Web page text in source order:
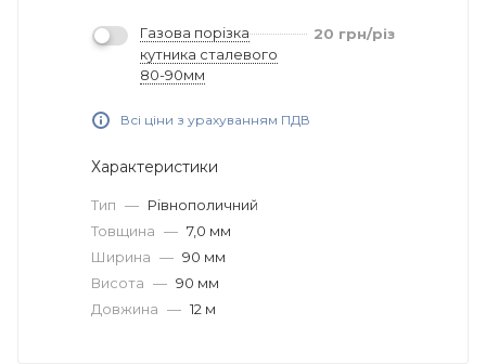
Газова порізка
кутника сталевого
80-90мм
20 грн/різ
Всі ціни з урахуванням ПДВ
Характеристики
Тип — Рівнополичний
Товщина — 7,0 мм
Ширина — 90 мм
Висота — 90 мм
Довжина — 12 м